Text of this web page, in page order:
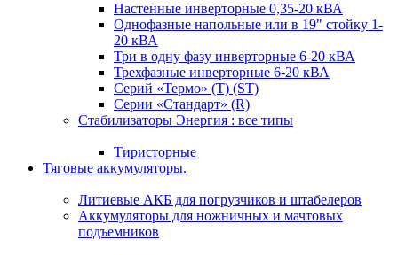
Настенные инверторные 0,35-20 кВА
Однофазные напольные или в 19" стойку 1-
20 кВА
Три в одну фазу инверторные 6-20 кВА
Трехфазные инверторные 6-20 кВА
Серий «Термо» (T) (ST)
Серии «Стандарт» (R)
Стабилизаторы Энергия : все типы
Тиристорные
Тяговые аккумуляторы.
Литиевые АКБ для погрузчиков и штабелеров
Аккумуляторы для ножничных и мачтовых
подъемников